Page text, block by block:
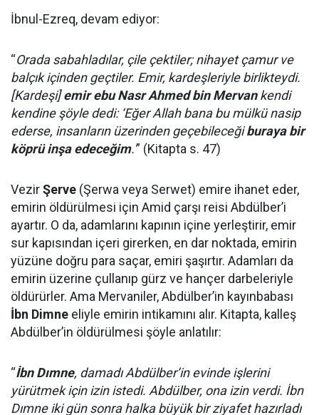
İbnul-Ezreq, devam ediyor:
“Orada sabahladılar, çile çektiler; nihayet çamur ve
balçık içinden geçtiler. Emir, kardeşleriyle birlikteydi.
[Kardeşi]emir ebu Nasr Ahmed bin Mervankendi
kendine şöyle dedi: ‘Eğer Allah bana bu mülkü nasip
ederse, insanların üzerinden geçebileceğiburaya bir
köprü inşa edeceğim.'” (Kitapta s. 47)
VezirŞerve (Şerwa veya Serwet) emire ihanet eder,
emirin öldürülmesi için Amid çarşı reisi Abdülber’i
ayartır. O da, adamlarını kapının içine yerleştirir, emir
sur kapısından içeri girerken, en dar noktada, emirin
yüzüne doğru para saçar, emiri şaşırtır. Adamları da
emirin üzerine çullanıp gürz ve hançer darbeleriyle
öldürürler. Ama Mervaniler, Abdülber’in kayınbabası
İbn Dimne eliyle emirin intikamını alır. Kitapta, kalleş
Abdülber’in öldürülmesi şöyle anlatılır:
“İbn Dımne, damadı Abdülber’in evinde işlerini
yürütmek için izin istedi. Abdülber, ona izin verdi. İbn
Dımne iki gün sonra halka büyük bir ziyafet hazırladı